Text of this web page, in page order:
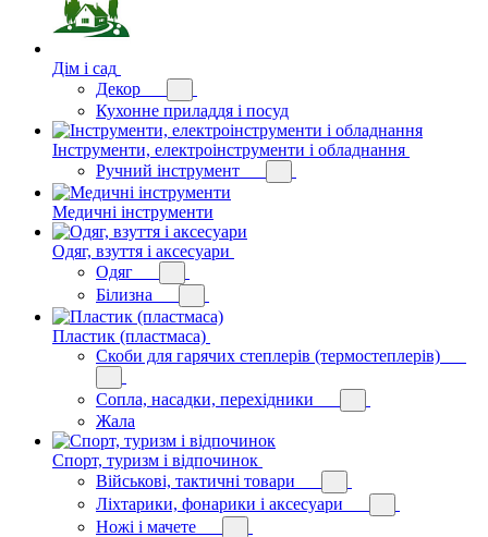
Дім і сад
Декор
Кухонне приладдя і посуд
Інструменти, електроінструменти і обладнання
Ручний інструмент
Медичні інструменти
Одяг, взуття і аксесуари
Одяг
Білизна
Пластик (пластмаса)
Скоби для гарячих степлерів (термостеплерів)
Сопла, насадки, перехідники
Жала
Спорт, туризм і відпочинок
Військові, тактичні товари
Ліхтарики, фонарики і аксесуари
Ножі і мачете